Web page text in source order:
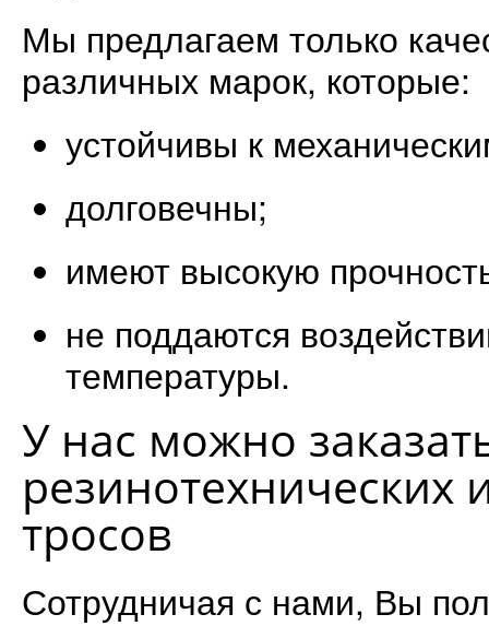
Мы предлагаем только
различных марок, которые:
устойчивы к
долговечны;
имеют высокую
не поддаются
температуры.
У нас можно
резинотехнических
тросов
Сотрудничая с нами, Вы